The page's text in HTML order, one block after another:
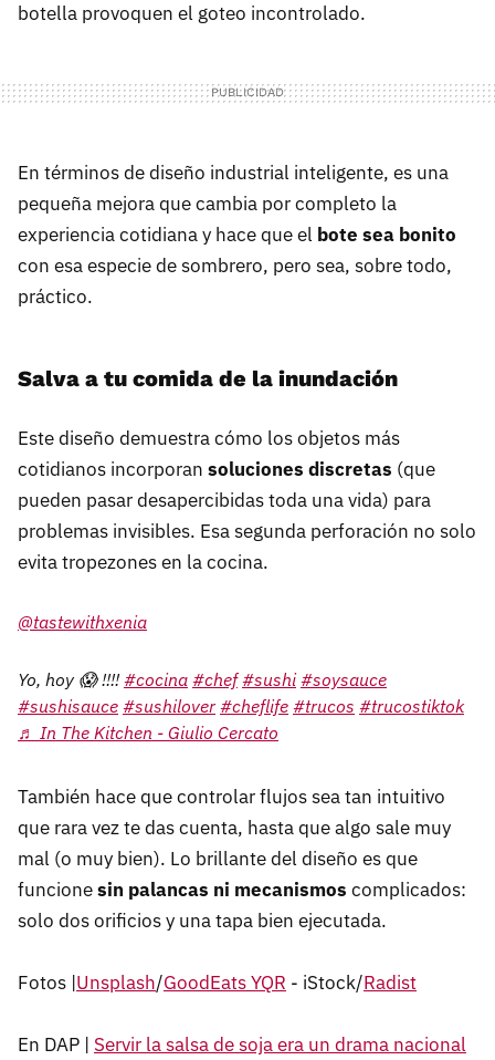
botella provoquen el goteo incontrolado.
En términos de diseño industrial inteligente, es una
pequeña mejora que cambia por completo la
experiencia cotidiana y hace que el bote sea bonito
con esa especie de sombrero, pero sea, sobre todo,
práctico.
Salva a tu comida de la inundación
Este diseño demuestra cómo los objetos más
cotidianos incorporan soluciones discretas (que
pueden pasar desapercibidas toda una vida) para
problemas invisibles. Esa segunda perforación no solo
evita tropezones en la cocina.
@tastewithxenia
Yo, hoy 😱 !!!!#cocina #chef #sushi #soysauce
#sushisauce #sushilover #cheflife #trucos #trucostiktok
♬ In The Kitchen - Giulio Cercato
También hace que controlar flujos sea tan intuitivo
que rara vez te das cuenta, hasta que algo sale muy
mal (o muy bien). Lo brillante del diseño es que
funcionesin palancas ni mecanismos complicados:
solo dos orificios y una tapa bien ejecutada.
Fotos |Unsplash/GoodEats YQR - iStock/Radist
En DAP | Servir la salsa de soja era un drama nacional